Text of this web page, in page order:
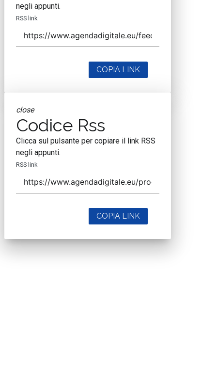
negli appunti.
RSS link
COPIA LINK
close
Codice Rss
Clicca sul pulsante per copiare il link RSS
negli appunti.
RSS link
COPIA LINK